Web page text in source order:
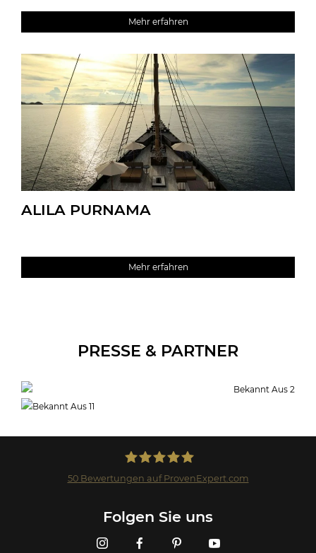
Mehr erfahren
ALILA PURNAMA
Mehr erfahren
PRESSE & PARTNER
50Bewertungen auf ProvenExpert.com
Folgen Sie uns